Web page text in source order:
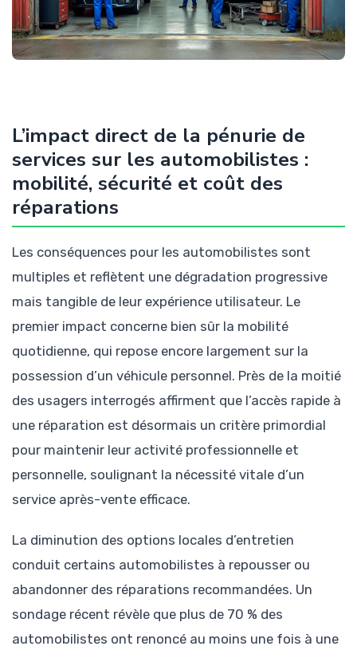
L’impact direct de la pénurie de
services sur les automobilistes :
mobilité, sécurité et coût des
réparations
Les conséquences pour les automobilistes sont
multiples et reflètent une dégradation progressive
mais tangible de leur expérience utilisateur. Le
premier impact concerne bien sûr la mobilité
quotidienne, qui repose encore largement sur la
possession d’un véhicule personnel. Près de la moitié
des usagers interrogés affirment que l’accès rapide à
une réparation est désormais un critère primordial
pour maintenir leur activité professionnelle et
personnelle, soulignant la nécessité vitale d’un
service après-vente efficace.
La diminution des options locales d’entretien
conduit certains automobilistes à repousser ou
abandonner des réparations recommandées. Un
sondage récent révèle que plus de 70 % des
automobilistes ont renoncé au moins une fois à une